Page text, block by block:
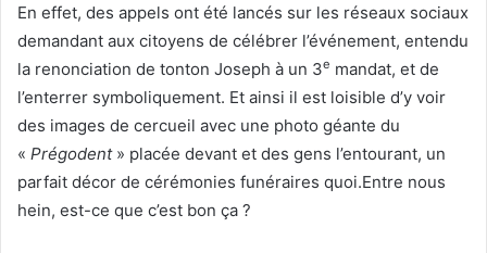
En effet, des appels ont été lancés sur les réseaux sociaux
demandant aux citoyens de célébrer l’événement, entendu
la renonciation de tonton Joseph à un 3e mandat, et de
l’enterrer symboliquement. Et ainsi il est loisible d’y voir
des images de cercueil avec une photo géante du
« Prégodent» placée devant et des gens l’entourant, un
parfait décor de cérémonies funéraires quoi.Entre nous
hein, est-ce que c’est bon ça ?